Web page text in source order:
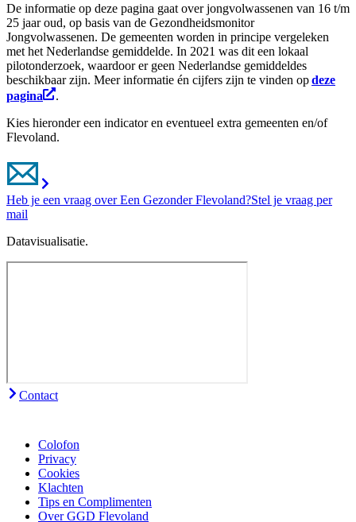
De informatie op deze pagina gaat over jongvolwassenen van 16 t/m
25 jaar oud, op basis van de Gezondheidsmonitor
Jongvolwassenen. De gemeenten worden in principe vergeleken
met het Nederlandse gemiddelde. In 2021 was dit een lokaal
pilotonderzoek, waardoor er geen Nederlandse gemiddeldes
beschikbaar zijn. Meer informatie én cijfers zijn te vinden opdeze
pagina
.
Kies hieronder een indicator en eventueel extra gemeenten en/of
Flevoland.
Heb je een vraag over Een Gezonder Flevoland?Stel je vraag per
mail
Datavisualisatie.
Contact
Colofon
Privacy
Cookies
Klachten
Tips en Complimenten
Over GGD Flevoland